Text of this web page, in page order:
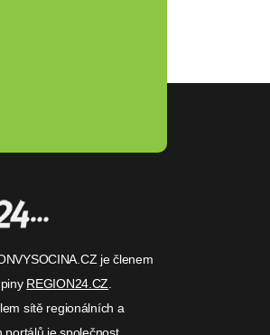
je členem
REGION24.CZ
sítě regionálních a
portálů je společnost